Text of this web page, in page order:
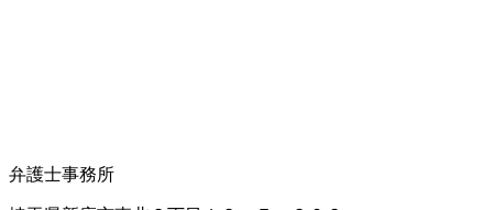
弁護士事務所